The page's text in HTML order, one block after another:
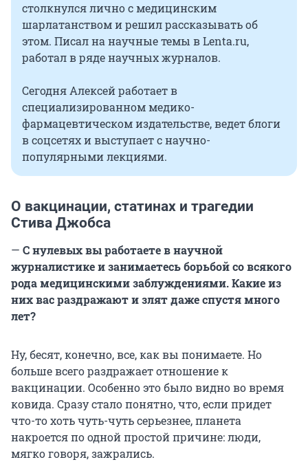
столкнулся лично с медицинским
шарлатанством и решил рассказывать об
этом. Писал на научные темы в Lenta.ru,
работал в ряде научных журналов.
Сегодня Алексей работает в
специализированном медико-
фармацевтическом издательстве, ведет блоги
в соцсетях и выступает с научно-
популярными лекциями.
О вакцинации, статинах и трагедии
Стива Джобса
— С нулевых вы работаете в научной
журналистике и занимаетесь борьбой со всякого
рода медицинскими заблуждениями. Какие из
них вас раздражают и злят даже спустя много
лет?
Ну, бесят, конечно, все, как вы понимаете. Но
больше всего раздражает отношение к
вакцинации. Особенно это было видно во время
ковида. Сразу стало понятно, что, если придет
что-то хоть чуть-чуть серьезнее, планета
накроется по одной простой причине: люди,
мягко говоря, зажрались.